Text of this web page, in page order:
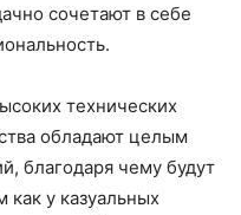
сочетают в себе
технических
обладают целым
благодаря чему будут
как у казуальных